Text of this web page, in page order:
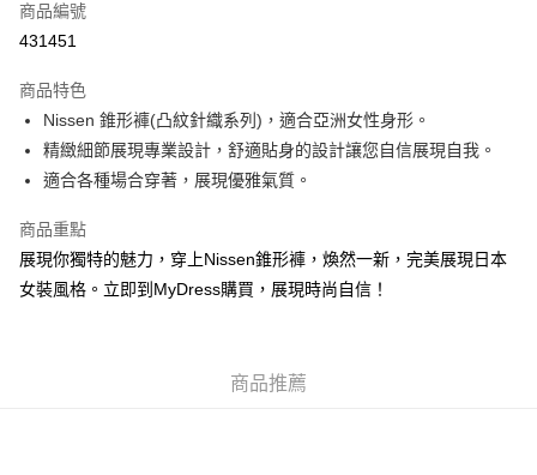
Apple Pay
PayMe
WeChat Pay
送貨方式
付款後順豐自助櫃
每筆HK$40.00，滿HK$350.00或以上免運費
商品編號
431451
商品特色
Nissen 錐形褲(凸紋針織系列)，適合亞洲女性身形。
精緻細節展現專業設計，舒適貼身的設計讓您自信展現自我。
適合各種場合穿著，展現優雅氣質。
商品重點
展現你獨特的魅力，穿上Nissen錐形褲，煥然一新，完美展現日本
女裝風格。立即到MyDress購買，展現時尚自信！
商品推薦